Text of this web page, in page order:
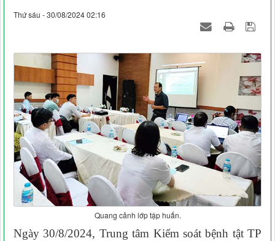
Thứ sáu - 30/08/2024 02:16
Quang cảnh lớp tập huấn.
Ngày 30/8/2024, Trung tâm Kiểm soát bệnh tật TP